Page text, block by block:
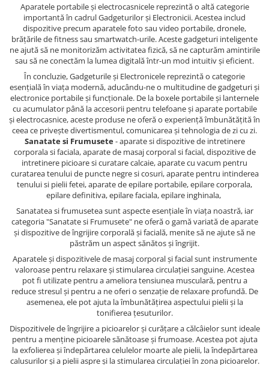
Aparatele portabile și electrocasnicele reprezintă o altă categorie
importantă în cadrul Gadgeturilor și Electronicii. Acestea includ
dispozitive precum aparatele foto sau video portabile, dronele,
brățările de fitness sau smartwatch-urile. Aceste gadgeturi inteligente
ne ajută să ne monitorizăm activitatea fizică, să ne capturăm amintirile
sau să ne conectăm la lumea digitală într-un mod intuitiv și eficient.
În concluzie, Gadgeturile și Electronicele reprezintă o categorie
esențială în viața modernă, aducându-ne o multitudine de gadgeturi și
electronice portabile și funcționale. De la boxele portabile și lanternele
cu acumulator până la accesorii pentru telefoane și aparate portabile
și electrocasnice, aceste produse ne oferă o experiență îmbunătățită în
ceea ce privește divertismentul, comunicarea și tehnologia de zi cu zi.
Sanatate si Frumusete- aparate si dispozitive de intretinere
corporala si faciala, aparate de masaj corporal si facial, dispozitive de
intretinere picioare si curatare calcaie, aparate cu vacum pentru
curatarea tenului de puncte negre si cosuri, aparate pentru intinderea
tenului si pielii fetei, aparate de epilare portabile, epilare corporala,
epilare definitiva, epilare faciala, epilare inghinala,
Sanatatea si frumusetea sunt aspecte esențiale în viața noastră, iar
categoria "Sanatate si Frumusete" ne oferă o gamă variată de aparate
și dispozitive de îngrijire corporală și facială, menite să ne ajute să ne
păstrăm un aspect sănătos și îngrijit.
Aparatele și dispozitivele de masaj corporal și facial sunt instrumente
valoroase pentru relaxare și stimularea circulației sanguine. Acestea
pot fi utilizate pentru a ameliora tensiunea musculară, pentru a
reduce stresul și pentru a ne oferi o senzație de relaxare profundă. De
asemenea, ele pot ajuta la îmbunătățirea aspectului pielii și la
tonifierea țesuturilor.
Dispozitivele de îngrijire a picioarelor și curățare a călcâielor sunt ideale
pentru a menține picioarele sănătoase și frumoase. Acestea pot ajuta
la exfolierea și îndepărtarea celulelor moarte ale pielii, la îndepărtarea
calusurilor și a pielii aspre și la stimularea circulației în zona picioarelor.